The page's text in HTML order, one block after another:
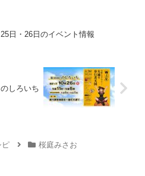
日・26日のイベント情報
のしろいち
ピ 桜庭みさお